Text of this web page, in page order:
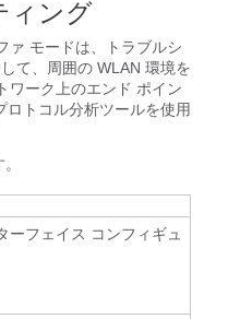
ィング
ァ モードは、トラブルシ
て、周囲の WLAN 環境を
ワーク上のエンド ポイン
トコル分析ツールを使用
ーフェイス コンフィギュ